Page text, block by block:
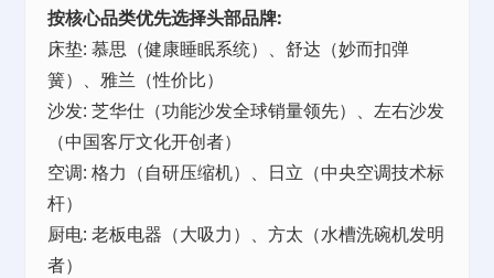
按核心品类优先选择头部品牌:
床垫: 慕思（健康睡眠系统）、舒达（妙而扣弹
簧）、雅兰（性价比）
沙发: 芝华仕（功能沙发全球销量领先）、左右沙发
（中国客厅文化开创者）
空调: 格力（自研压缩机）、日立（中央空调技术标
杆）
厨电: 老板电器（大吸力）、方太（水槽洗碗机发明
者）